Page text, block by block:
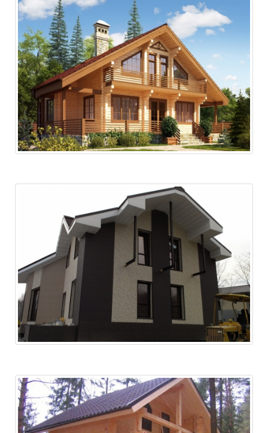
Дачная постройка в п. Кавалерово
Дом в пригороде